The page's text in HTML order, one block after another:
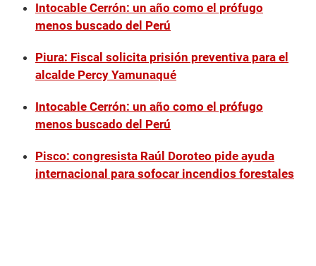
Intocable Cerrón: un año como el prófugo
menos buscado del Perú
Piura: Fiscal solicita prisión preventiva para el
alcalde Percy Yamunaqué
Intocable Cerrón: un año como el prófugo
menos buscado del Perú
Pisco: congresista Raúl Doroteo pide ayuda
internacional para sofocar incendios forestales